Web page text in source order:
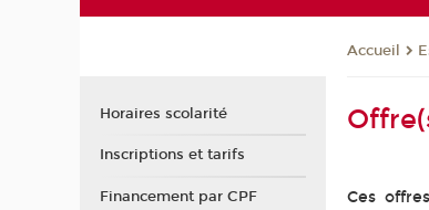
Accueil
Ces
Horaires scolarité
Inscriptions et tarifs
Financement par CPF